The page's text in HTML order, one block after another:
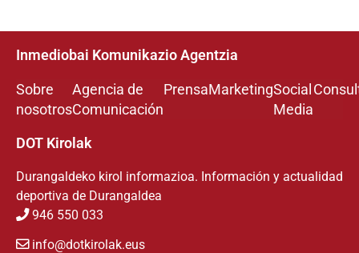
Inmediobai Komunikazio Agentzia
Sobre
nosotros
Agencia de
Comunicación
PrensaMarketingSocial
Media
DOT Kirolak
Durangaldeko kirol informazioa. Información y actualidad
deportiva de Durangaldea
946 550 033
info@dotkirolak.eus